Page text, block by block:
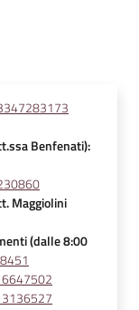
Benfenati):
Maggiolini
(dalle 8:00